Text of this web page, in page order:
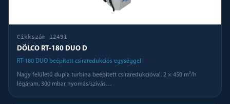
Cikkszám 12491
DÖLCO RT-180 DUO D
RT-180 DUO beépített csíraredukciós egységgel
Nagy felületű dupla turbina beépített csíraredukcióval. 2 × 450 m³/h
légáram, 300 mbar nyomás/szívás…